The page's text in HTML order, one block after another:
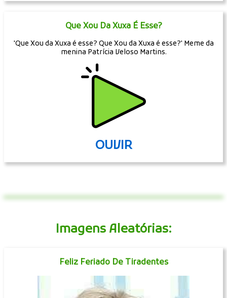
Que Xou Da Xuxa É Esse?
'Que Xou da Xuxa é esse? Que Xou da Xuxa é esse?' Meme da
menina Patrícia Veloso Martins.
OUVIR
Imagens Aleatórias:
Feliz Feriado De Tiradentes